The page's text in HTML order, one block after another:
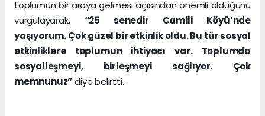
toplumun bir araya gelmesi açısından önemli olduğunu
vurgulayarak, “25 senedir Camili Köyü’nde
yaşıyorum. Çok güzel bir etkinlik oldu. Bu tür sosyal
etkinliklere toplumun ihtiyacı var. Toplumda
sosyalleşmeyi, birleşmeyi sağlıyor. Çok
memnunuz”diye belirtti.